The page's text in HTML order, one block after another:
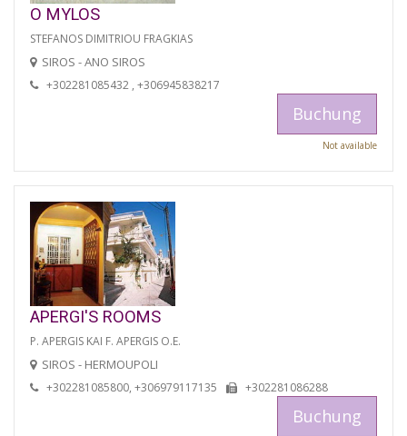
O MYLOS
STEFANOS DIMITRIOU FRAGKIAS
SIROS - ANO SIROS
+302281085432 , +306945838217
Buchung
Not available
APERGI'S ROOMS
P. APERGIS KAI F. APERGIS O.E.
SIROS - HERMOUPOLI
+302281085800, +306979117135 +302281086288
Buchung